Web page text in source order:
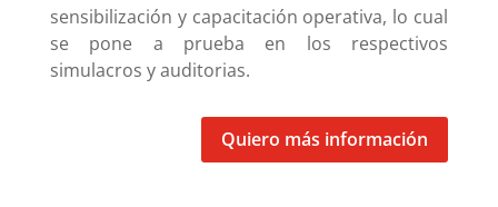
sensibilización y capacitación operativa, lo cual
se pone a prueba en los respectivos
simulacros y auditorias.
Quiero más información